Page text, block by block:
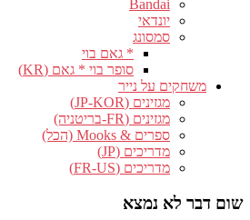
Bandai
יונדאי
סמסונג
* גאם בוי
סופר בוי * גאם (KR)
משחקים על נייר
מגזינים (JP-KOR)
מגזינים (FR-בריטניה)
ספרים & Mooks (הכל)
מדריכים (JP)
מדריכים (FR-US)
שום דבר לא נמצא